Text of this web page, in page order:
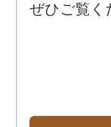
ぜひご覧く